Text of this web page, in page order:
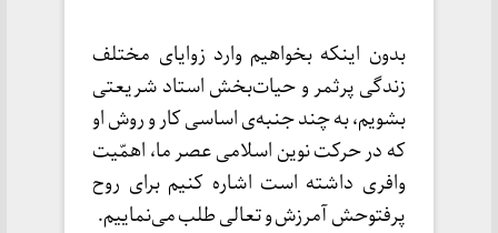
بدون اینکه بخواهیم وارد زوایای مختلف
زندگی پرثمر و حیات‌بخش استاد شریعتی
بشویم، به چند جنبه‌‌ی اساسی کار و روش او
که در حرکت نوین اسلامی عصر ما، اهمّیت
وافری داشته است اشاره کنیم برای روح
پرفتوحش آمرزش و تعالی طلب می‌نماییم.